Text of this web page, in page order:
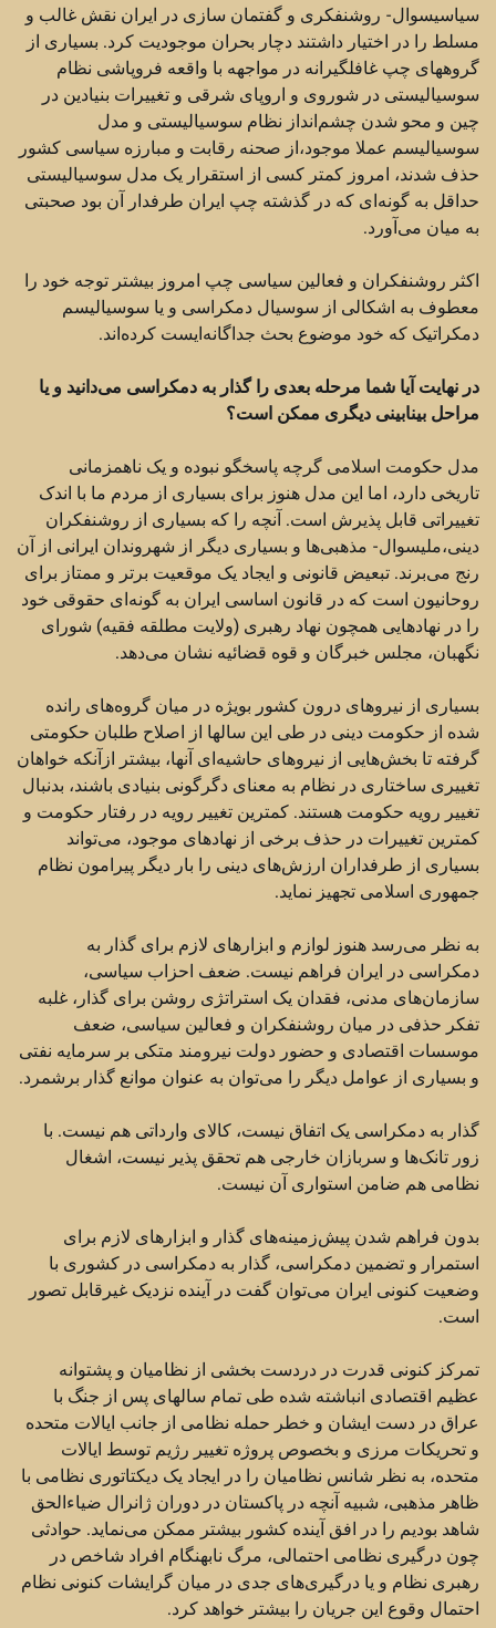
سیاسیسوال- روشنفکری و گفتمان سازی در ایران نقش غالب و
مسلط را در اختیار داشتند دچار بحران موجودیت کرد. بسیاری از
گروههای چپ غافلگیرانه در مواجهه با واقعه فروپاشی نظام
سوسیالیستی در شوروی و اروپای شرقی و تغییرات بنیادین در
چین و محو شدن چشم‌انداز نظام سوسیالیستی و مدل
سوسیالیسم عملا موجود،‌از صحنه رقابت و مبارزه سیاسی کشور
حذف شدند، امروز کمتر کسی از استقرار یک مدل سوسیالیستی
حداقل به گونه‌ای که در گذشته چپ ایران طرفدار آن بود صحبتی
به میان می‌آورد.
اکثر روشنفکران و فعالین سیاسی چپ امروز بیشتر توجه خود را
معطوف به اشکالی از سوسیال دمکراسی و یا سوسیالیسم
دمکراتیک که خود موضوع بحث جداگانه‌ایست کرده‌اند.
در نهایت آیا شما مرحله بعدی را گذار به دمکراسی می‌دانید و یا
مراحل بینابینی دیگری ممکن است؟
مدل حکومت اسلامی گرچه پاسخگو نبوده و یک ناهمزمانی
تاریخی دارد،‌ اما این مدل هنوز برای بسیاری از مردم ما با اندک
تغییراتی قابل پذیرش است. آنچه را که بسیاری از روشنفکران
دینی،‌ملیسوال- مذهبی‌ها و بسیاری دیگر از شهروندان ایرانی از آن
رنج می‌برند. تبعیض قانونی و ایجاد یک موقعیت برتر و ممتاز برای
روحانیون است که در قانون اساسی ایران به گونه‌ای حقوقی خود
را در نهادهایی همچون نهاد رهبری (ولایت مطلقه فقیه) شورای
نگهبان، ‌مجلس خبرگان و قوه قضائیه نشان می‌دهد.
بسیاری از نیروهای درون کشور بویژه در میان گروه‌های رانده
شده از حکومت دینی در طی این سالها از اصلاح طلبان حکومتی
گرفته تا بخش‌هایی از نیروهای حاشیه‌ای آنها،‌ بیشتر ازآنکه خواهان
تغییری ساختاری در نظام به معنای دگرگونی بنیادی باشند،‌ بدنبال
تغییر رویه حکومت هستند. کمترین تغییر رویه در رفتار حکومت و
کمترین تغییرات در حذف برخی از نهادهای موجود،‌ می‌تواند
بسیاری از طرفداران ارزش‌های دینی را بار دیگر پیرامون نظام
جمهوری اسلامی تجهیز نماید.
به نظر می‌رسد هنوز لوازم و ابزارهای لازم برای گذار به
دمکراسی در ایران فراهم نیست. ضعف احزاب سیاسی،
سازمان‌های مدنی،‌ فقدان یک استراتژی روشن برای گذار،‌ غلبه
تفکر حذفی در میان روشنفکران و فعالین سیاسی، ‌ضعف
موسسات اقتصادی و حضور دولت نیرومند متکی بر سرمایه نفتی
و بسیاری از عوامل دیگر را می‌توان به عنوان موانع گذار برشمرد.
گذار به دمکراسی یک اتفاق نیست،‌ کالای وارداتی هم نیست. با
زور تانک‌ها و سربازان خارجی هم تحقق پذیر نیست،‌ اشغال
نظامی هم ضامن استواری آن نیست.
بدون فراهم شدن پیش‌زمینه‌های گذار و ابزارهای لازم برای
استمرار و تضمین دمکراسی، گذار به دمکراسی در کشوری با
وضعیت کنونی ایران می‌توان گفت در آینده نزدیک غیرقابل تصور
است.
تمرکز کنونی قدرت در دردست بخشی از نظامیان و پشتوانه
عظیم اقتصادی انباشته شده طی تمام سالهای پس از جنگ با
عراق در دست ایشان و خطر حمله نظامی از جانب ایالات متحده
و تحریکات مرزی و بخصوص پروژه تغییر رژیم توسط ایالات
متحده،‌ به نظر شانس نظامیان را در ایجاد یک دیکتاتوری نظامی با
ظاهر مذهبی،‌ شبیه آنچه در پاکستان در دوران ژانرال ضیاءالحق
شاهد بودیم را در افق آینده کشور بیشتر ممکن می‌نماید. حوادثی
چون درگیری نظامی احتمالی، مرگ نابهنگام افراد شاخص در
رهبری نظام و یا درگیری‌های جدی در میان گرایشات کنونی نظام
احتمال وقوع این جریان را بیشتر خواهد کرد.